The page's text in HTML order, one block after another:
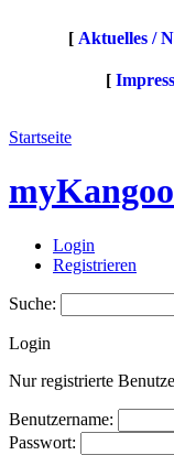
[ Aktuelles /
[
Startseite
Login
Registrieren
Suche:
Login
Nur registrierte
Benutzername:
Passwort: